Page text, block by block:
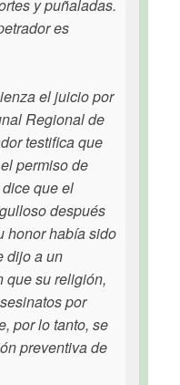
y puñaladas.
es
el juicio por
Regional de
testifica que
permiso de
que el
después
honor había sido
dijo a un
que su religión,
por
por lo tanto, se
preventiva de